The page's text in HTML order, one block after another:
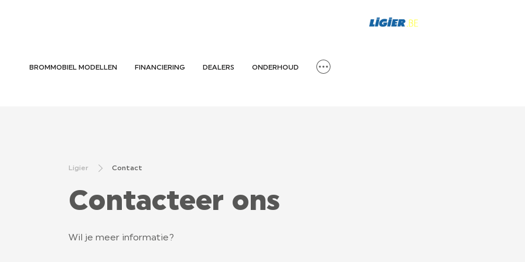
BROMMOBIEL MODELLEN FINANCIERING DEALERS ONDERHOUD
Ligier Contact
Contacteer ons
Wil je meer informatie?